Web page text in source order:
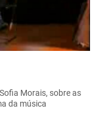
Morais, sobre as
da música